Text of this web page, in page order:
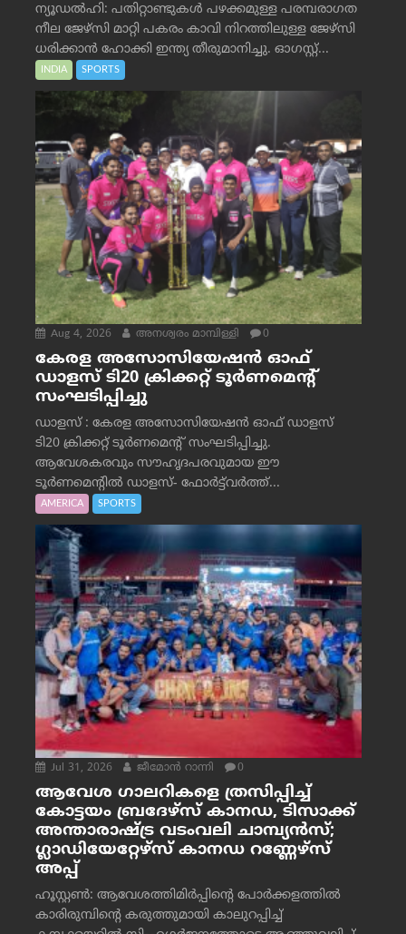
ന്യൂഡൽഹി: പതിറ്റാണ്ടുകൾ പഴക്കമുള്ള പരമ്പരാഗത
നീല ജേഴ്‌സി മാറ്റി പകരം കാവി നിറത്തിലുള്ള ജേഴ്‌സി
ധരിക്കാൻ ഹോക്കി ഇന്ത്യ തീരുമാനിച്ചു. ഓഗസ്റ്റ്...
INDIA SPORTS
Aug 4, 2026 അനശ്വരം മാമ്പിള്ളി 0
കേരള അസോസിയേഷൻ ഓഫ്
ഡാളസ് ടി20 ക്രിക്കറ്റ് ടൂർണമെന്റ്
സംഘടിപ്പിച്ചു
ഡാളസ് : കേരള അസോസിയേഷൻ ഓഫ് ഡാളസ്
ടി20 ക്രിക്കറ്റ് ടൂർണമെന്റ് സംഘടിപ്പിച്ചു.
ആവേശകരവും സൗഹൃദപരവുമായ ഈ
ടൂർണമെന്റിൽ ഡാളസ്- ഫോർട്ട്‌വര്‍ത്ത്...
AMERICA SPORTS
Jul 31, 2026 ജീമോന്‍ റാന്നി 0
ആവേശ ഗാലറികളെ ത്രസിപ്പിച്ച്
കോട്ടയം ബ്രദേഴ്‌സ് കാനഡ, ടിസാക്ക്
അന്താരാഷ്ട്ര വടംവലി ചാമ്പ്യന്‍സ്;
ഗ്ലാഡിയേറ്റേഴ്‌സ് കാനഡ റണ്ണേഴ്‌സ്
അപ്പ്
ഹൂസ്റ്റണ്‍: ആവേശത്തിമിര്‍പ്പിന്റെ പോര്‍ക്കളത്തില്‍
കാരിരുമ്പിന്റെ കരുത്തുമായി കാലുറപ്പിച്ച്